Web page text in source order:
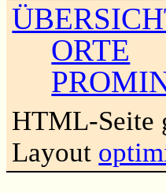
ORTE
HTML-Seite
Layout